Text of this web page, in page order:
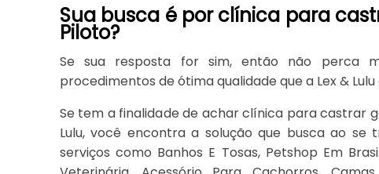
Sua busca é por clínica para
Piloto?
Se sua resposta for sim, então não perca
procedimentos de ótima qualidade que a Lex &
Se tem a finalidade de achar clínica para castrar
Lulu, você encontra a solução que busca ao se
serviços como Banhos E Tosas, Petshop Em